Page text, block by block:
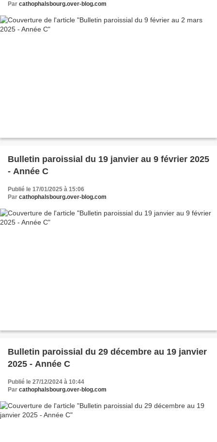
Par cathophalsbourg.over-blog.com
Bulletin paroissial du 19 janvier au 9 février 2025
- Année C
Publié le 17/01/2025 à 15:06
Par cathophalsbourg.over-blog.com
Bulletin paroissial du 29 décembre au 19 janvier
2025 - Année C
Publié le 27/12/2024 à 10:44
Par cathophalsbourg.over-blog.com